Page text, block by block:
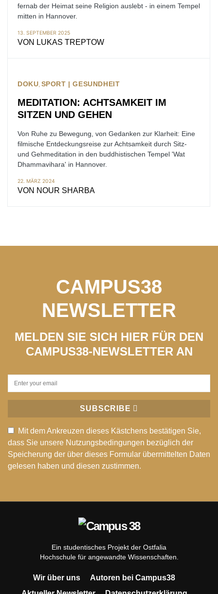
fernab der Heimat seine Religion auslebt - in einem Tempel
mitten in Hannover.
13. SEPTEMBER 2025
VON LUKAS TREPTOW
DOKU SPORT | GESUNDHEIT
MEDITATION: ACHTSAMKEIT IM
SITZEN UND GEHEN
Von Ruhe zu Bewegung, von Gedanken zur Klarheit: Eine
filmische Entdeckungsreise zur Achtsamkeit durch Sitz-
und Gehmeditation in den buddhistischen Tempel 'Wat
Dhammavihara' in Hannover.
22. MÄRZ 2024
VON NOUR SHARBA
CAMPUS38
NEWSLETTER
MELDEN SIE SICH HIER FÜR DEN
CAMPUS38-NEWSLETTER AN
SUBSCRIBE
Mit dem Ankreuzen dieses Kästchens bestätigen Sie,
dass Sie unsere Nutzungsbedingungen bezüglich der
Speicherung der über dieses Formular übermittelten Daten
gelesen haben und diesen zustimmen.
Ein studentisches Projekt der Ostfalia
Hochschule für angewandte Wissenschaften.
Wir über uns
Autoren bei Campus38